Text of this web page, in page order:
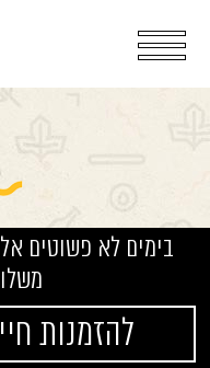
בימים לא פשוטים
להזמנות חייגו: 072-